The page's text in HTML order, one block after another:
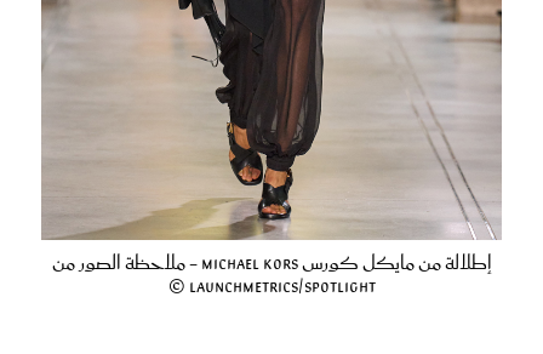
إطلالة من مايكل كورس Michael Kors - ملاحظة الصور من
Launchmetrics/Spotlight ©